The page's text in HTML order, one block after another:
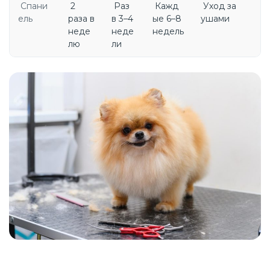
Спани
ель
2
раза в
неде
лю
Раз
в 3–4
неде
ли
Кажд
ые 6–8
недель
Уход за
ушами